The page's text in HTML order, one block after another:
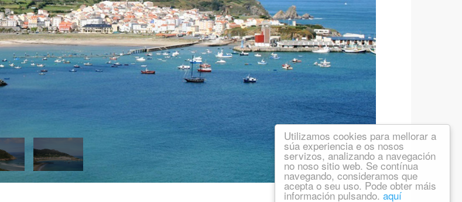
Utilizamos cookies para mellorar a
súa experiencia e os nosos
servizos, analizando a navegación
no noso sitio web. Se contínua
navegando, consideramos que
acepta o seu uso. Pode obter máis
información pulsando. aquí